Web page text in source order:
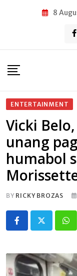
8
ENTERTAINMENT
Vicki
unang
humabol
BY RICKY BROZAS